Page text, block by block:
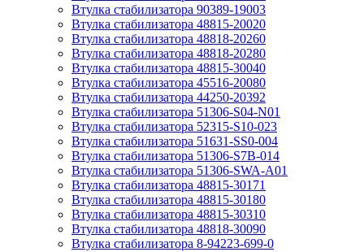
Втулка стабилизатора 90389-19003
Втулка стабилизатора 48815-20020
Втулка стабилизатора 48818-20260
Втулка стабилизатора 48818-20280
Втулка стабилизатора 48815-30040
Втулка стабилизатора 45516-20080
Втулка стабилизатора 44250-20392
Втулка стабилизатора 51306-S04-N01
Втулка стабилизатора 52315-S10-023
Втулка стабилизатора 51631-SS0-004
Втулка стабилизатора 51306-S7B-014
Втулка стабилизатора 51306-SWA-A01
Втулка стабилизатора 48815-30171
Втулка стабилизатора 48815-30180
Втулка стабилизатора 48815-30310
Втулка стабилизатора 48818-30090
Втулка стабилизатора 8-94223-699-0